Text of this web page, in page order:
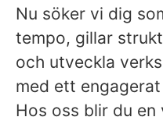
Nu söker vi dig
tempo, gillar
och utveckla
med ett
Hos oss blir du